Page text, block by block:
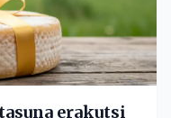
erakutsi